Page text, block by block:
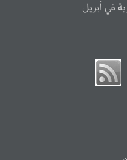
في أبريل